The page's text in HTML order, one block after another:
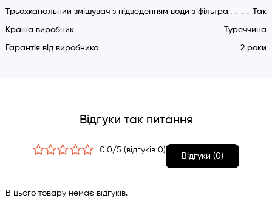
Діапазон робочої температури (градуси): 75 - 98.
Тип нагрівача: Бойлер відкритого типу (без
внутрішнього тиску).Принцип дії: Холодна фільтрована
водою, підключення до бойлера звичайної технчної води
ЗАБОРОНЕНО.
Трьохканальний змішувач з підведенням води з фільтра Так
Країна виробник Туреччина
Гарантія від виробника 2 роки
Відгуки так питання
0.0/5 (відгуків 0)
Відгуки (0)
В цього товару немає відгуків.